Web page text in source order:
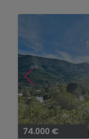
Contacto
74.000 €